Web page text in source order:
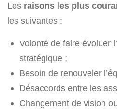
Les raisons les plus
les suivantes :
Volonté de faire évoluer
stratégique ;
Besoin de renouveler
Désaccords entre les
Changement de vision